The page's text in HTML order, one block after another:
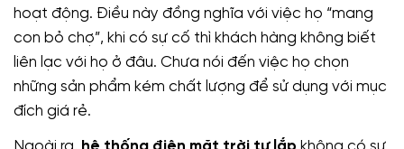
hoạt động. Điều này đồng nghĩa với việc họ “mang
con bỏ chợ”, khi có sự cố thì khách hàng không biết
liên lạc với họ ở đâu. Chưa nói đến việc họ chọn
những sản phẩm kém chất lượng để sử dụng với mục
đích giá rẻ.